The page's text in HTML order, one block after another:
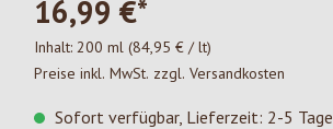
16,99 €*
Inhalt: 200 ml (84,95 € / lt)
Preise inkl. MwSt. zzgl. Versandkosten
Sofort verfügbar, Lieferzeit: 2-5 Tage